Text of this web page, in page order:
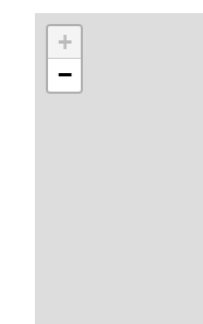
+
−